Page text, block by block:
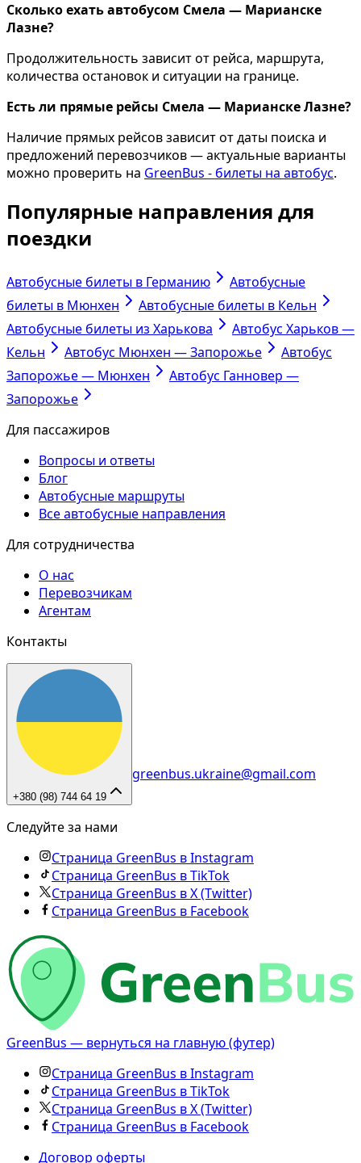
Сколько ехать автобусом Смела — Марианске
Лазне?
Продолжительность зависит от рейса, маршрута,
количества остановок и ситуации на границе.
Есть ли прямые рейсы Смела — Марианске Лазне?
Наличие прямых рейсов зависит от даты поиска и
предложений перевозчиков — актуальные варианты
можно проверить на GreenBus - билеты на автобус.
Популярные направления для
поездки
Автобусные билеты в Германию
Автобусные
билеты в Мюнхен
Автобусные билеты в Кельн
Автобусные билеты из Харькова
Автобус Харьков —
Кельн
Автобус Мюнхен — Запорожье
Автобус
Запорожье — Мюнхен
Автобус Ганновер —
Запорожье
Для пассажиров
Вопросы и ответы
Блог
Автобусные маршруты
Все автобусные направления
Для сотрудничества
О нас
Перевозчикам
Агентам
Контакты
+380 (98) 744 64 19
greenbus.ukraine@gmail.com
Следуйте за нами
Страница GreenBus в Instagram
Страница GreenBus в TikTok
Страница GreenBus в X (Twitter)
Страница GreenBus в Facebook
GreenBus — вернуться на главную (футер)
Страница GreenBus в Instagram
Страница GreenBus в TikTok
Страница GreenBus в X (Twitter)
Страница GreenBus в Facebook
Договор оферты